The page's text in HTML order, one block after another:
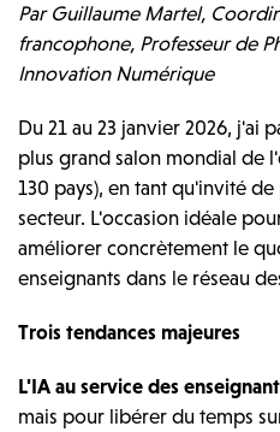
Par Guillaume Martel,
francophone, Professeur de
Innovation Numérique
Du 21 au 23 janvier 2026, j'ai
plus grand salon mondial de
130 pays), en tant qu'invité
secteur. L'occasion idéale
améliorer concrètement le
enseignants dans le réseau
Trois tendances majeures
L'IA au service des
mais pour libérer du temps